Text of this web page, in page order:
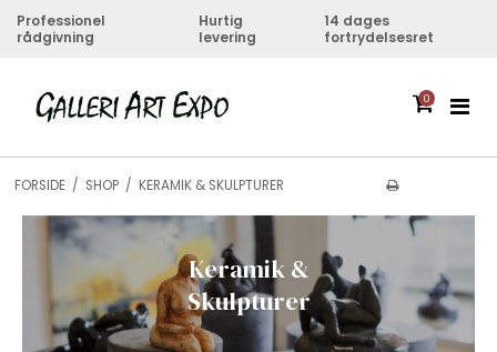
Professionel
rådgivning
Hurtig
levering
14 dages
fortrydelsesret
0
FORSIDE / SHOP / KERAMIK & SKULPTURER
Keramik &
Skulpturer